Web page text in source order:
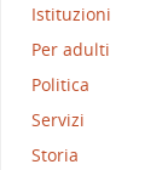
Istituzioni
Per adulti
Politica
Servizi
Storia